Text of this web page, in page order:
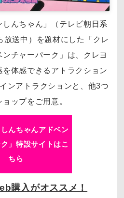
しんちゃん」（テレビ朝日系
放送中）を題材にした「クレ
チャーパーク」は、
クレヨ
体感できるアトラクション
ンアトラクションと、他3つ
ップをご用意。
しんちゃんアドベン
」特設サイトはこ
ちら
購入がオススメ！